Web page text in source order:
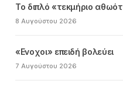
Το διπλό «τεκμήριο
8 Αυγούστου 2026
«Ενοχοι» επειδή βολεύει
7 Αυγούστου 2026